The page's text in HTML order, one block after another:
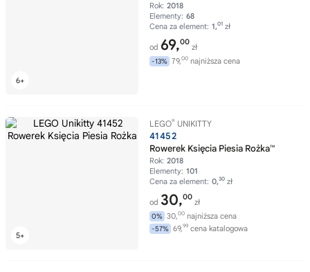
Rok: 2018
Elementy: 68
Cena za element: 1,01 zł
od 69,00
zł
-13% 79,00 najniższa cena
LEGO® UNIKITTY
41452
Rowerek Księcia Piesia Rożka™
Rok: 2018
Elementy: 101
Cena za element: 0,30 zł
od 30,00
zł
0% 30,00 najniższa cena
-57% 69,99 cena katalogowa